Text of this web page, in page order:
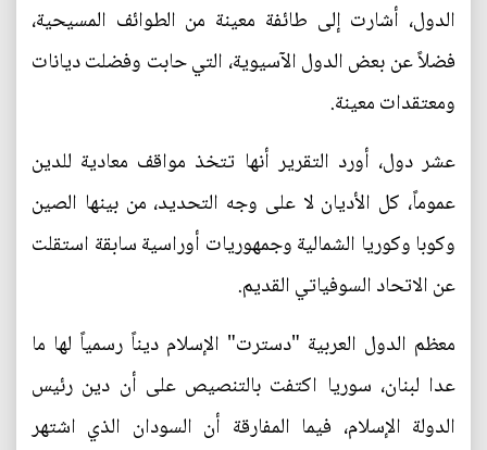
الدول، أشارت إلى طائفة معينة من الطوائف المسيحية،
فضلاً عن بعض الدول الآسيوية، التي حابت وفضلت ديانات
ومعتقدات معينة.
عشر دول، أورد التقرير أنها تتخذ مواقف معادية للدين
عموماً، كل الأديان لا على وجه التحديد، من بينها الصين
وكوبا وكوريا الشمالية وجمهوريات أوراسية سابقة استقلت
عن الاتحاد السوفياتي القديم.
معظم الدول العربية "دسترت" الإسلام ديناً رسمياً لها ما
عدا لبنان، سوريا اكتفت بالتنصيص على أن دين رئيس
الدولة الإسلام، فيما المفارقة أن السودان الذي اشتهر